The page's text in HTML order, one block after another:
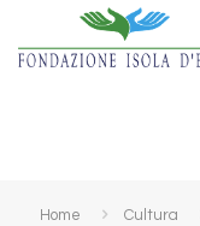
Home Cultura